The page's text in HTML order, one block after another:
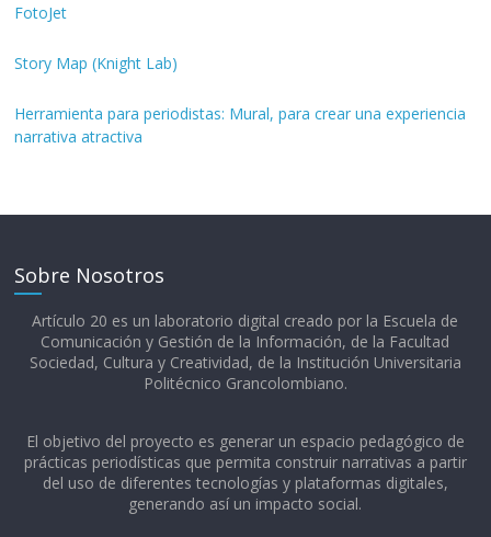
FotoJet
Story Map (Knight Lab)
Herramienta para periodistas: Mural, para crear una experiencia
narrativa atractiva
Sobre Nosotros
Artículo 20 es un laboratorio digital creado por la Escuela de
Comunicación y Gestión de la Información, de la Facultad
Sociedad, Cultura y Creatividad, de la Institución Universitaria
Politécnico Grancolombiano.​
El objetivo del proyecto es generar un espacio pedagógico de
prácticas periodísticas que permita construir narrativas a partir
del uso de diferentes tecnologías y plataformas digitales,
generando así un impacto social.